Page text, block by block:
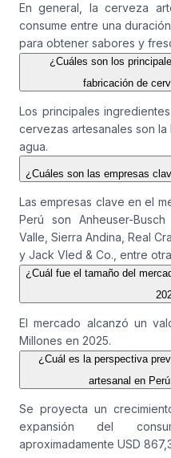
En general, la cerveza
consume entre una
para obtener sabores y
¿Cuáles son los
fabricación de
Los principales
cervezas artesanales son
agua.
¿Cuáles son las empresas
Las empresas clave en el
Perú son Anheuser-
Valle, Sierra Andina, Real
y Jack Vled & Co., entre
¿Cuál fue el tamaño del
El mercado alcanzó un
Millones en 2025.
¿Cuál es la perspectiva
artesanal en
Se proyecta un
expansión del
aproximadamente USD